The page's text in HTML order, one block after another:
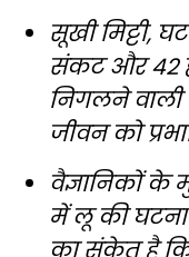
सूखी मिट्टी,
संकट और 42
निगलने
जीवन को
वैज्ञानिकों के
में लू की
का संकेत है